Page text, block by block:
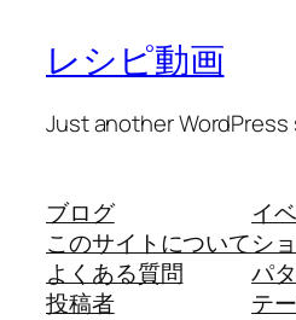
レシピ動画
Just another WordPress
ブログ
このサイトについて
よくある質問
投稿者
イ
シ
パ
テ